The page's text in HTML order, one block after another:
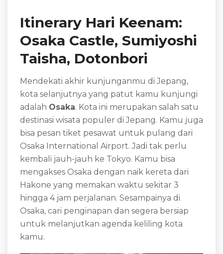
Itinerary Hari Keenam:
Osaka Castle, Sumiyoshi
Taisha, Dotonbori
Mendekati akhir kunjunganmu di Jepang,
kota selanjutnya yang patut kamu kunjungi
adalah Osaka. Kota ini merupakan salah satu
destinasi wisata populer di Jepang. Kamu juga
bisa pesan tiket pesawat untuk pulang dari
Osaka International Airport. Jadi tak perlu
kembali jauh-jauh ke Tokyo. Kamu bisa
mengakses Osaka dengan naik kereta dari
Hakone yang memakan waktu sekitar 3
hingga 4 jam perjalanan. Sesampainya di
Osaka, cari penginapan dan segera bersiap
untuk melanjutkan agenda keliling kota
kamu.